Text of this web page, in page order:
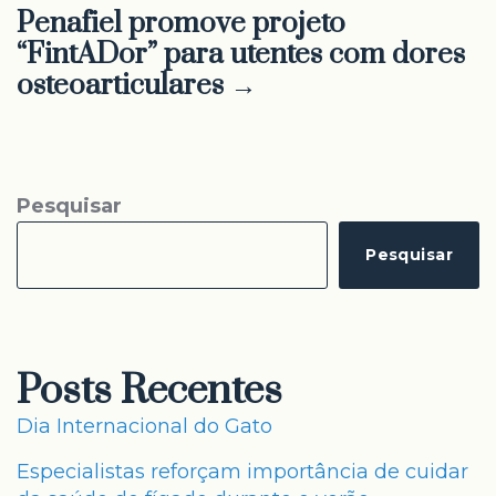
Penafiel promove projeto
“FintADor” para utentes com dores
osteoarticulares →
Pesquisar
Pesquisar
Posts Recentes
Dia Internacional do Gato
Especialistas reforçam importância de cuidar